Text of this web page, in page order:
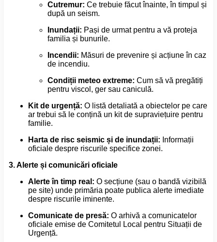
Cutremur: Ce trebuie făcut înainte, în timpul și
după un seism.
Inundații: Pași de urmat pentru a vă proteja
familia și bunurile.
Incendii: Măsuri de prevenire și acțiune în caz
de incendiu.
Condiții meteo extreme: Cum să vă pregătiți
pentru viscol, ger sau caniculă.
Kit de urgență: O listă detaliată a obiectelor pe care
ar trebui să le conțină un kit de supraviețuire pentru
familie.
Harta de risc seismic și de inundații: Informații
oficiale despre riscurile specifice zonei.
3. Alerte și comunicări oficiale
Alerte în timp real: O secțiune (sau o bandă vizibilă
pe site) unde primăria poate publica alerte imediate
despre riscurile iminente.
Comunicate de presă: O arhivă a comunicatelor
oficiale emise de Comitetul Local pentru Situații de
Urgență.